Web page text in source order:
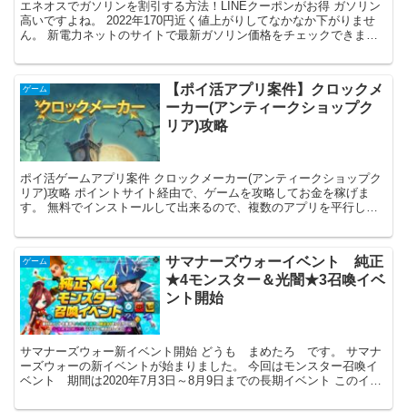
エネオスでガソリンを割引する方法！LINEクーポンがお得 ガソリン
高いですよね。 2022年170円近く値上がりしてなかなか下がりませ
ん。 新電力ネットのサイトで最新ガソリン価格をチェックできま
ゲーム
【ポイ活アプリ案件】クロックメ
ーカー(アンティークショップク
リア)攻略
ポイ活ゲームアプリ案件 クロックメーカー(アンティークショップク
リア)攻略 ポイントサイト経由で、ゲームを攻略してお金を稼げま
す。 無料でインストールして出来るので、複数のアプリを平行して
ゲーム
サマナーズウォーイベント 純正
★4モンスター＆光闇★3召喚イベ
ント開始
サマナーズウォー新イベント開始 どうも まめたろ です。 サマナ
ーズウォーの新イベントが始まりました。 今回はモンスター召喚イ
ベント 期間は2020年7月3日～8月9日までの長期イベント このイベ